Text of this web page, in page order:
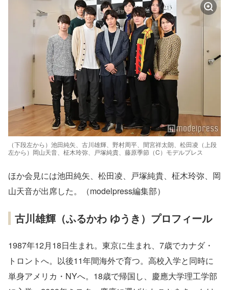
（下段左から）池田純矢、古川雄輝、野村周平、間宮祥太朗、松田凌（上段
左から）岡山天音、柾木玲弥、戸塚純貴、藤原季節（C）モデルプレス
ほか会見には池田純矢、松田凌、戸塚純貴、柾木玲弥、岡
山天音が出席した。（modelpress編集部）
古川雄輝（ふるかわ ゆうき）プロフィール
1987年12月18日生まれ。東京に生まれ、7歳でカナダ・
トロントへ。以後11年間海外で育つ。高校入学と同時に
単身アメリカ・NYへ。18歳で帰国し、慶應大学理工学部